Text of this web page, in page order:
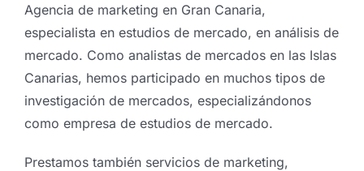
Agencia de marketing en Gran Canaria,
especialista en estudios de mercado, en análisis de
mercado. Como analistas de mercados en las Islas
Canarias, hemos participado en muchos tipos de
investigación de mercados, especializándonos
como empresa de estudios de mercado.
Prestamos también servicios de marketing,